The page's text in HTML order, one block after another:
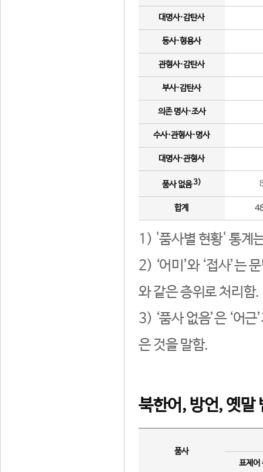
대명사·감탄사
동사·형용사
관형사·감탄사
부사·감탄사
의존 명사·조사
수사·관형사·명사
대명사·관형사
품사 없음3)
합계
1) '품사별 현황' 통계
2) ‘어미’와 ‘접사’는
와 같은 층위로 처리함.
3) ‘품사 없음’은 ‘어
은 것을 말함.
북한어, 방언, 옛말
품사
표제어